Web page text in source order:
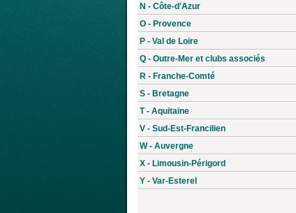
N - Côte-d'Azur
O - Provence
P - Val de Loire
Q - Outre-Mer et clubs associés
R - Franche-Comté
S - Bretagne
T - Aquitaine
V - Sud-Est-Francilien
W - Auvergne
X - Limousin-Périgord
Y - Var-Esterel